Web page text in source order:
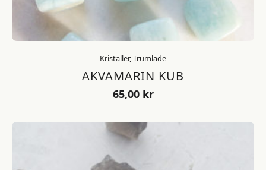
Kristaller, Trumlade
AKVAMARIN KUB
65,00 kr